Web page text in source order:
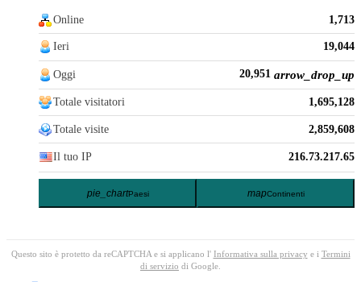
Online 1,713
Ieri 19,044
Oggi 20,951 arrow_drop_up
Totale visitatori 1,695,128
Totale visite 2,859,608
Il tuo IP 216.73.217.65
pie_chartPaesi mapContinenti
Questo sito è protetto da reCAPTCHA e si applicano l' Informativa sulla privacy e i Termini
di servizio di Google.